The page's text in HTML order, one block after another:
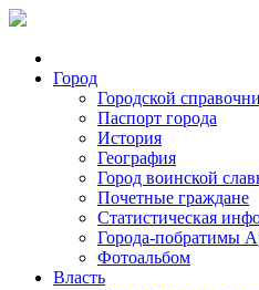
Город
Городской
Паспорт города
История
География
Город воинской
Почетные граждане
Статистическая
Города-побратимы
Фотоальбом
Власть